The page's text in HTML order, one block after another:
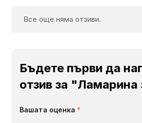
Все още няма отзиви.
Бъдете първи да
отзив за "Ламарина
Вашата оценка *